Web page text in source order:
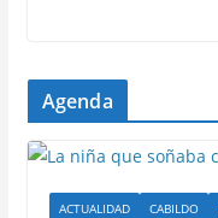
Agenda
ACTUALIDAD CABILDO